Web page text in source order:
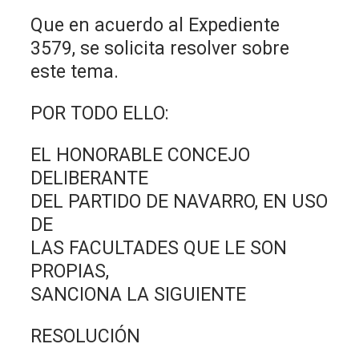
Que en acuerdo al Expediente
3579, se solicita resolver sobre
este tema.
POR TODO ELLO:
EL HONORABLE CONCEJO
DELIBERANTE
DEL PARTIDO DE NAVARRO, EN USO
DE
LAS FACULTADES QUE LE SON
PROPIAS,
SANCIONA LA SIGUIENTE
RESOLUCIÓN